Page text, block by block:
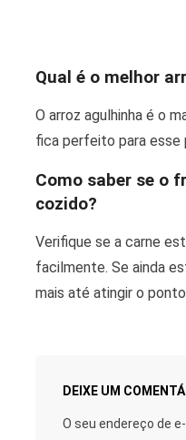
Qual é o melhor
O arroz agulhinha é o
fica perfeito para esse
Como saber se o
cozido?
Verifique se a carne
facilmente. Se ainda
mais até atingir o
DEIXE UM
O seu endereço de